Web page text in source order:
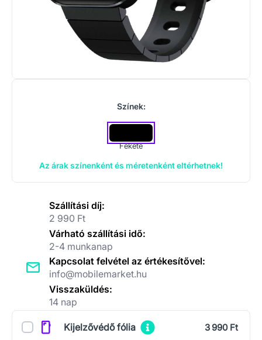
Színek:
Fekete
Az árak színenként és méretenként eltérhetnek!
Szállítási díj:
2 990 Ft
Várható szállítási idő:
2-4 munkanap
Kapcsolat felvétel az értékesítővel:
info@mobilemarket.hu
Visszaküldés:
14 nap
KiegészítőkKijelzővédő fólia 3 990 Ft